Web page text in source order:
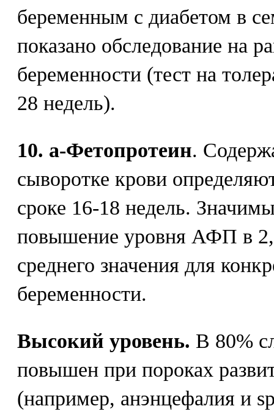
беременным с диабетом в
показано обследование на
беременности (тест на
28 недель).
10. а-Фетопротеин.
сыворотке крови
сроке 16-18 недель.
повышение уровня АФП в
среднего значения для
беременности.
Высокий уровень. В 80%
повышен при пороках
(например, анэнцефалия и